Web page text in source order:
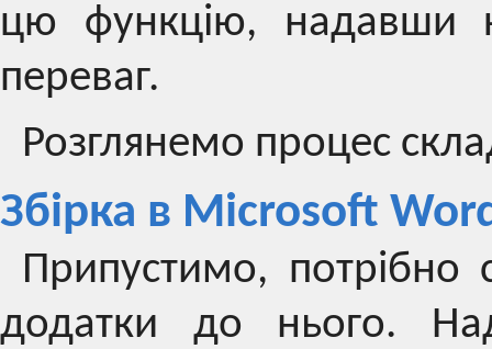
цю функцію, надавши
переваг.
Розглянемо процес
Збірка в Microsoft
Припустимо, потрібно
додатки до нього.